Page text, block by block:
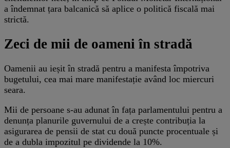
a îndemnat țara balcanică să aplice o politică fiscală mai
strictă.
Zeci de mii de oameni în stradă
Oamenii au ieșit în stradă pentru a manifesta împotriva
bugetului, cea mai mare manifestație având loc miercuri
seara.
Mii de persoane s-au adunat în fața parlamentului pentru a
denunța planurile guvernului de a crește contribuția la
asigurarea de pensii de stat cu două puncte procentuale și
de a dubla impozitul pe dividende la 10%.